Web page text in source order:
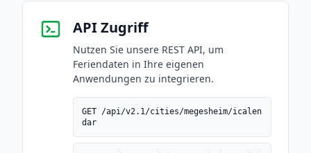
API Zugriff
Nutzen Sie unsere REST API, um
Feriendaten in Ihre eigenen
Anwendungen zu integrieren.
GET /api/v2.1/cities/megesheim/icalen
dar